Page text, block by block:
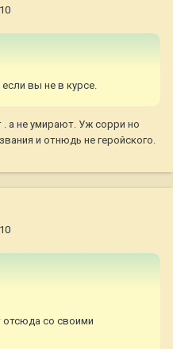
вы не в курсе.
. а не умирают. Уж сорри но
и отнюдь не геройского.
отсюда со своими